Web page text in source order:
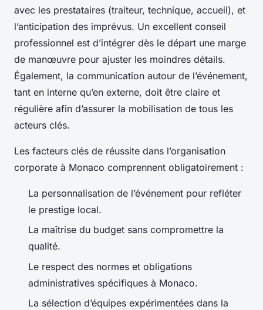
avec les prestataires (traiteur, technique, accueil), et
l’anticipation des imprévus. Un excellent conseil
professionnel est d’intégrer dès le départ une marge
de manœuvre pour ajuster les moindres détails.
Également, la communication autour de l’événement,
tant en interne qu’en externe, doit être claire et
régulière afin d’assurer la mobilisation de tous les
acteurs clés.
Les facteurs clés de réussite dans l’organisation
corporate à Monaco comprennent obligatoirement :
La personnalisation de l’événement pour refléter
le prestige local.
La maîtrise du budget sans compromettre la
qualité.
Le respect des normes et obligations
administratives spécifiques à Monaco.
La sélection d’équipes expérimentées dans la